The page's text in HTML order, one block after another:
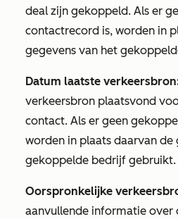
deal zijn gekoppeld. Als er
contactrecord is, worden in
gegevens van het
Datum laatste
verkeersbron plaatsvond
contact. Als er geen
worden in plaats daarvan de
gekoppelde bedrijf gebruikt.
Oorspronkelijke
aanvullende informatie over